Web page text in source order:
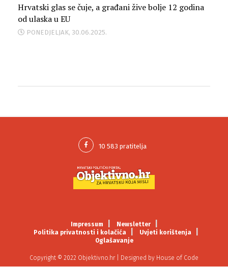
Hrvatski glas se čuje, a građani žive bolje 12 godina
od ulaska u EU
PONEDJELJAK, 30.06.2025.
Impressum
Newsletter
Politika privatnosti i kolačića
Uvjeti korištenja
Oglašavanje
Copyright © 2022 Objektivno.hr | Designed by House of Code